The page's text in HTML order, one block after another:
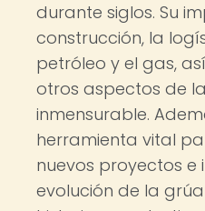
durante siglos. Su
construcción, la
petróleo y el gas,
otros aspectos de
inmensurable.
herramienta vital
nuevos proyectos e
evolución de la